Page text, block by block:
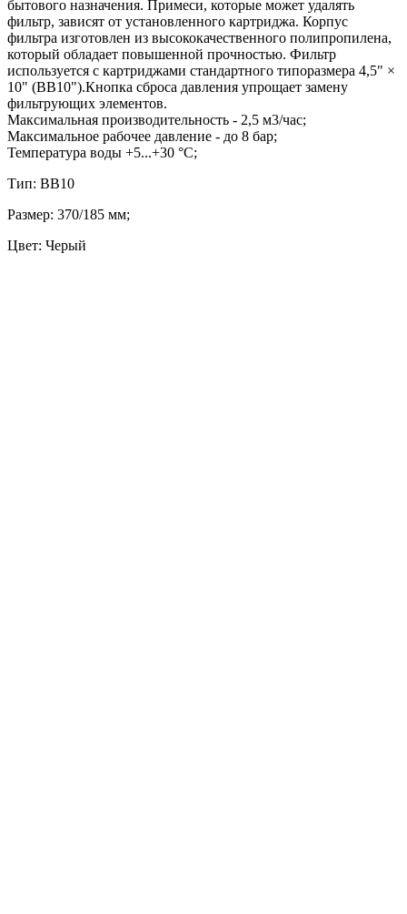
бытового назначения. Примеси, которые может удалять
фильтр, зависят от установленного картриджа. Корпус
фильтра изготовлен из высококачественного полипропилена,
который обладает повышенной прочностью. Фильтр
используется с картриджами стандартного типоразмера 4,5" ×
10" (ВВ10").Кнопка сброса давления упрощает замену
фильтрующих элементов.
Максимальная производительность - 2,5 м3/час;
Максимальное рабочее давление - до 8 бар;
Температура воды +5...+30 °С;
Тип: BB10
Размер: 370/185 мм;
Цвет: Черый